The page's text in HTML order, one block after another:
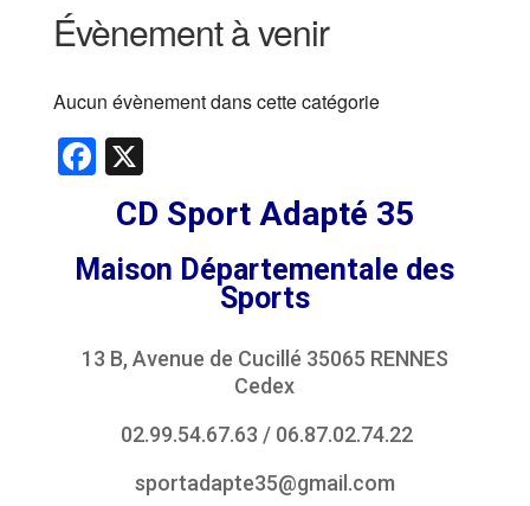
Évènement à venir
Aucun évènement dans cette catégorie
Facebook
X
CD Sport Adapté 35
Maison Départementale des
Sports
13 B, Avenue de Cucillé 35065 RENNES
Cedex
02.99.54.67.63 / 06.87.02.74.22
sportadapte35@gmail.com